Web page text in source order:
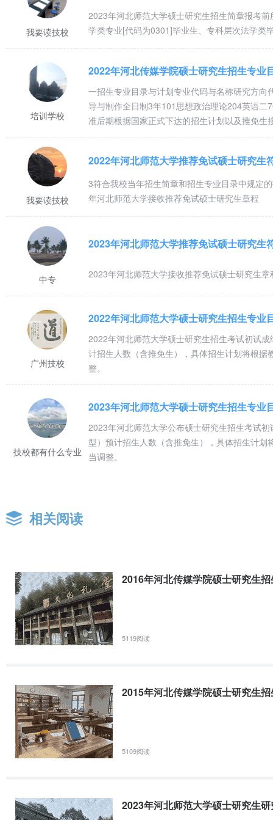
我要读技校
2023年河北师范大学硕士研究生招生简章报考
学类专业[代码为0301]毕业生、专科层次法学类
培训学校
2022年河北传媒学院硕士研究生招生专业
一招生专业目录与计划专业代码与名称研究方
导与制作全日制3年101思想政治理论204英语
准后期根据国家正式下达的招生计划以及推免
官方网站信息02移动媒体视频节目创作03编剧
我要读技校
3符合我校当年招生简章和招生专业目录中规定
年河北师范大学接收推荐免试硕士研究生章程
中专 2023年河北师范大学接收推荐免试硕士研究生
广州技校
2022年河北师范大学硕士研究生招生专业
2022年河北师范大学硕士研究生招生考试初试
计招生人数（含推免生），具体招生计划将根
整。
技校都有什么专业
2023年河北师范大学硕士研究生招生专业
2023年河北师范大学公布硕士研究生招生考试
型）预计招生人数（含推免生），具体招生计
当调整。
相关阅读
2016年河北传媒学院硕士研究生
5119阅读
2015年河北传媒学院硕士研究生
5109阅读
2023年河北师范大学硕士研究生